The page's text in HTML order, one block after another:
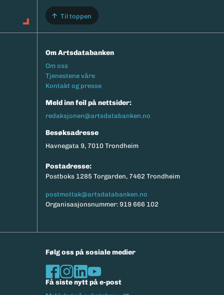
Til toppen
Om Artsdatabanken
Footermeny
Om oss
Tjenestene våre
Kontakt og presse
Meld inn feil på nettsider:
redaksjonen@artsdatabanken.no
Besøksadresse
Havnegata 9, 7010 Trondheim
Postadresse:
Postboks 1285 Torgarden, 7462 Trondheim
postmottak@artsdatabanken.no
Organisasjonsnummer: 919 666 102
Følg oss på sosiale medier
Få siste nytt på e-post